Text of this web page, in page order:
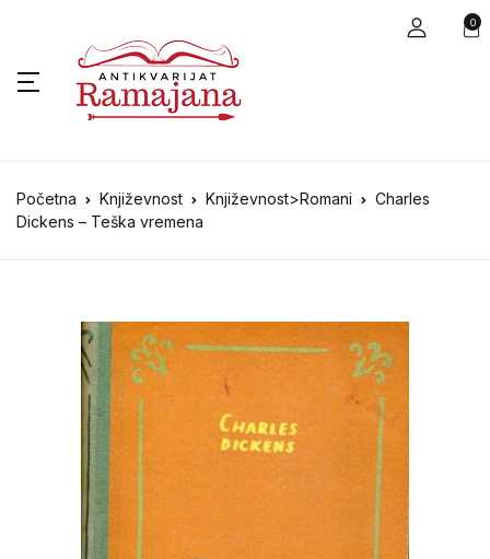
0
Početna Književnost Književnost>Romani
Charles
Dickens – Teška vremena